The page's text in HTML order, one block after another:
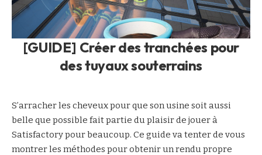
[GUIDE] Créer des tranchées pour
des tuyaux souterrains
S’arracher les cheveux pour que son usine soit aussi
belle que possible fait partie du plaisir de jouer à
Satisfactory pour beaucoup. Ce guide va tenter de vous
montrer les méthodes pour obtenir un rendu propre